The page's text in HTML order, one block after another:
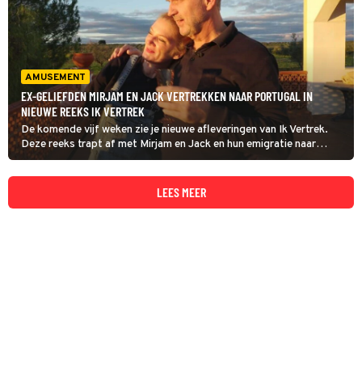
AMUSEMENT
EX-GELIEFDEN MIRJAM EN JACK VERTREKKEN NAAR PORTUGAL IN
NIEUWE REEKS IK VERTREK
De komende vijf weken zie je nieuwe afleveringen van Ik Vertrek.
Deze reeks trapt af met Mirjam en Jack en hun emigratie naar
Portugal om er een spiritueel centrum te beginnen. De twee zijn
exen van elkaar, hervinden de liefde, maar hoe lang gaat dat goed?
LEES MEER